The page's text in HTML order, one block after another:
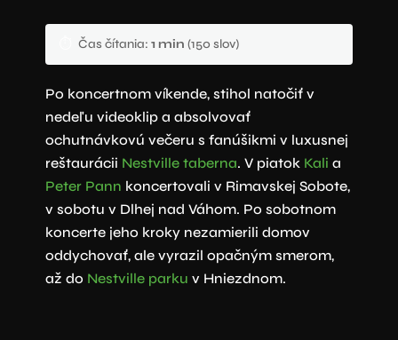
Čas čítania: 1 min (150 slov)
Po koncertnom víkende, stihol natočiť v
nedeľu videoklip a absolvovať
ochutnávkovú večeru s fanúšikmi v luxusnej
reštaurácii Nestville taberna. V piatok Kali a
Peter Pann koncertovali v Rimavskej Sobote,
v sobotu v Dlhej nad Váhom. Po sobotnom
koncerte jeho kroky nezamierili domov
oddychovať, ale vyrazil opačným smerom,
až do Nestville parku v Hniezdnom.